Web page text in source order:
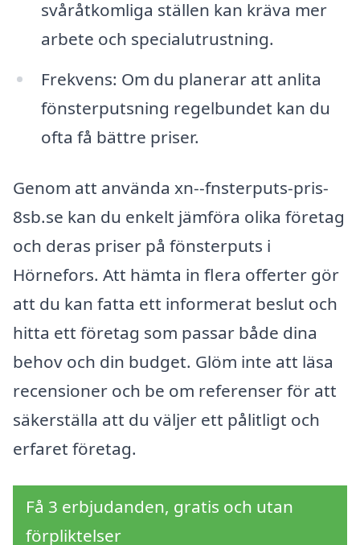
svåråtkomliga ställen kan kräva mer
arbete och specialutrustning.
Frekvens: Om du planerar att anlita
fönsterputsning regelbundet kan du
ofta få bättre priser.
Genom att använda xn--fnsterputs-pris-
8sb.se kan du enkelt jämföra olika företag
och deras priser på fönsterputs i
Hörnefors. Att hämta in flera offerter gör
att du kan fatta ett informerat beslut och
hitta ett företag som passar både dina
behov och din budget. Glöm inte att läsa
recensioner och be om referenser för att
säkerställa att du väljer ett pålitligt och
erfaret företag.
Få 3 erbjudanden, gratis och utan
förpliktelser